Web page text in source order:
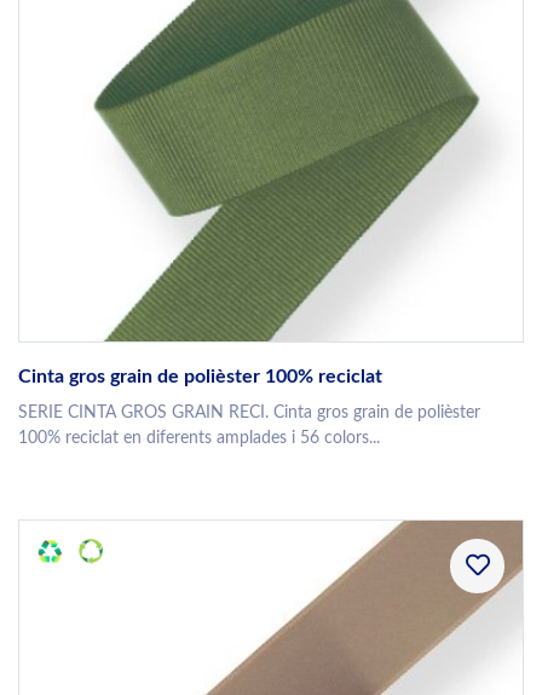
Cinta gros grain de polièster 100% reciclat
SERIE CINTA GROS GRAIN RECI. Cinta gros grain de polièster
100% reciclat en diferents amplades i 56 colors...